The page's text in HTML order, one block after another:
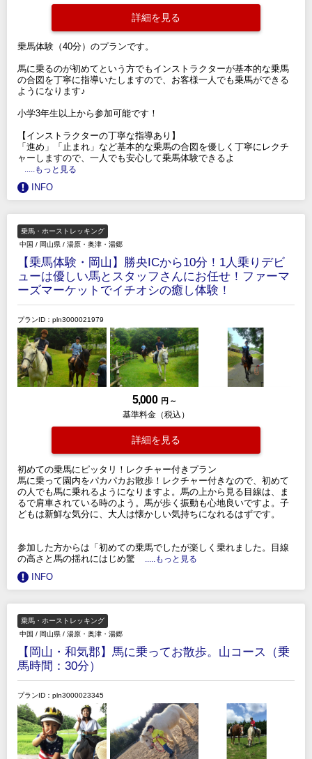
詳細を見る
乗馬体験（40分）のプランです。
馬に乗るのが初めてという方でもインストラクターが基本的な乗馬
の合図を丁寧に指導いたしますので、お客様一人でも乗馬ができる
ようになります♪
小学3年生以上から参加可能です！
【インストラクターの丁寧な指導あり】
「進め」「止まれ」など基本的な乗馬の合図を優しく丁寧にレクチ
ャーしますので、一人でも安心して乗馬体験できるよ
.....もっと見る
INFO
乗馬・ホーストレッキング
中国 / 岡山県 / 湯原・奥津・湯郷
【乗馬体験・岡山】勝央ICから10分！1人乗りデビ
ューは優しい馬とスタッフさんにお任せ！ファーマ
ーズマーケットでイチオシの癒し体験！
プランID：pln3000021979
5,000 円 ～
基準料金（税込）
詳細を見る
初めての乗馬にピッタリ！レクチャー付きプラン
馬に乗って園内をパカパカお散歩！レクチャー付きなので、初めて
の人でも馬に乗れるようになりますよ。馬の上から見る目線は、ま
るで肩車されている時のよう。馬が歩く振動も心地良いですよ。子
どもは新鮮な気分に、大人は懐かしい気持ちになれるはずです。
参加した方からは「初めての乗馬でしたが楽しく乗れました。目線
の高さと馬の揺れにはじめ驚
.....もっと見る
INFO
乗馬・ホーストレッキング
中国 / 岡山県 / 湯原・奥津・湯郷
【岡山・和気郡】馬に乗ってお散歩。山コース（乗
馬時間：30分）
プランID：pln3000023345